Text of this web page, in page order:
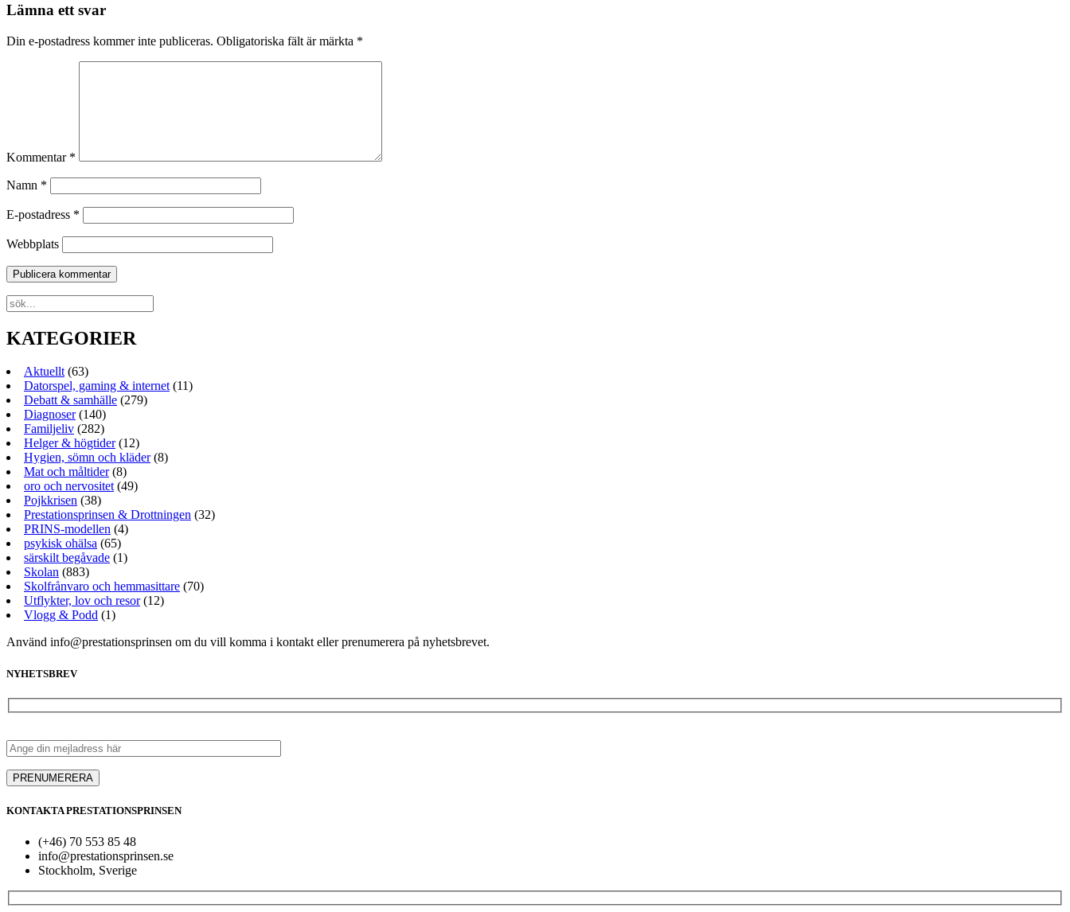
Lämna ett svar
Din e-postadress kommer inte publiceras. Obligatoriska fält är märkta *
Kommentar *
Namn *
E-postadress *
Webbplats
KATEGORIER
Aktuellt(63)
Datorspel, gaming & internet(11)
Debatt & samhälle (279)
Diagnoser(140)
Familjeliv (282)
Helger & högtider(12)
Hygien, sömn och kläder(8)
Mat och måltider(8)
oro och nervositet(49)
Pojkkrisen (38)
Prestationsprinsen & Drottningen (32)
PRINS-modellen (4)
psykisk ohälsa (65)
särskilt begåvade (1)
Skolan (883)
Skolfrånvaro och hemmasittare (70)
Utflykter, lov och resor(12)
Vlogg & Podd (1)
Använd info@prestationsprinsen om du vill komma i kontakt eller prenumerera på nyhetsbrevet.
NYHETSBREV
KONTAKTA PRESTATIONSPRINSEN
(+46) 70 553 85 48
info@prestationsprinsen.se
Stockholm, Sverige